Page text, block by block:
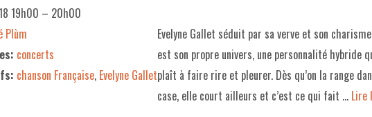
19h00 – 20h00
Plùm
concerts
chanson Française, Evelyne Gallet
Evelyne Gallet séduit par sa verve et son
est son propre univers, une personnalité hybride
plaît à faire rire et pleurer. Dès qu’on la range
case, elle court ailleurs et c’est ce qui fait … Lire